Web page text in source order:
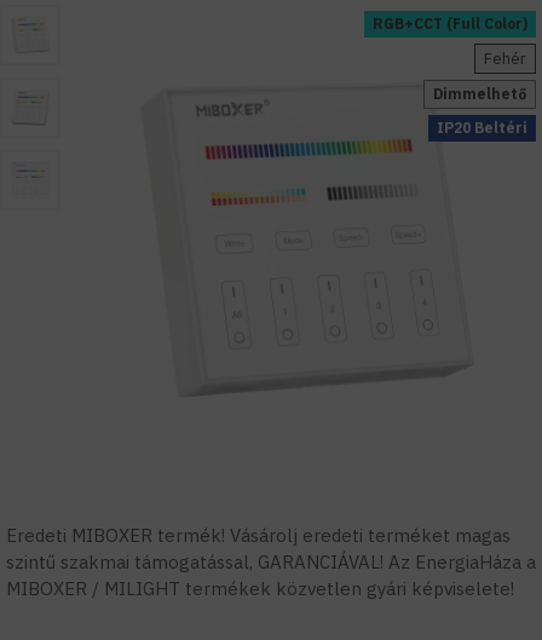
RGB+CCT (Full Color)
IP20 Beltéri
Fehér
Dimmelhető
Eredeti MIBOXER termék! Vásárolj eredeti terméket magas
szintű szakmai támogatással, GARANCIÁVAL! Az EnergiaHáza a
MIBOXER / MILIGHT termékek közvetlen gyári képviselete!